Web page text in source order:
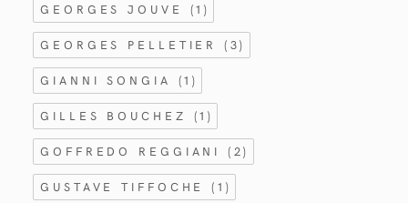
GEORGES JOUVE (1)
GEORGES PELLETIER(3)
GIANNI SONGIA (1)
GILLES BOUCHEZ (1)
GOFFREDO REGGIANI(2)
GUSTAVE TIFFOCHE(1)